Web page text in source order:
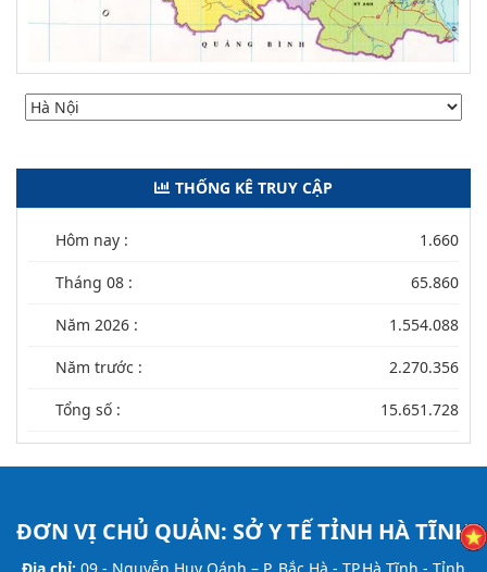
THỐNG KÊ TRUY CẬP
Hôm nay : 1.660
Tháng 08 : 65.860
Năm 2026 : 1.554.088
Năm trước : 2.270.356
Tổng số : 15.651.728
ĐƠN VỊ CHỦ QUẢN: SỞ Y TẾ TỈNH HÀ TĨNH
Địa chỉ: 09 - Nguyễn Huy Oánh – P. Bắc Hà - TP.Hà Tĩnh - Tỉnh